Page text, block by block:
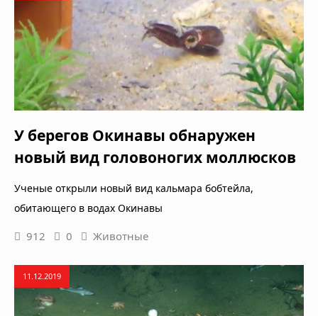
У берегов Окинавы обнаружен
новый вид головоногих моллюсков
Ученые открыли новый вид кальмара бобтейла,
обитающего в водах Окинавы
912 0 Животные
11.12.2019